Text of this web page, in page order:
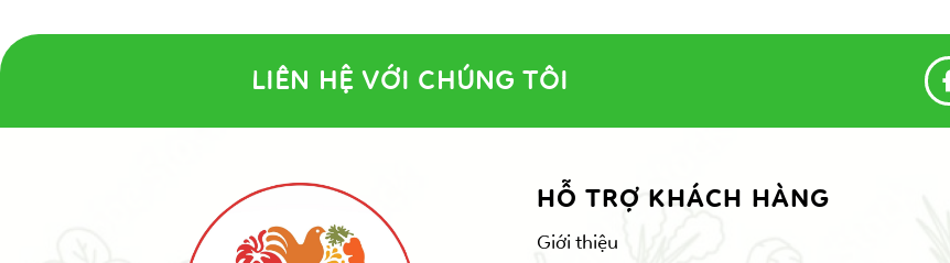
LIÊN HỆ VỚI CHÚNG TÔI
HỖ TRỢ KHÁCH HÀNG
Giới thiệu